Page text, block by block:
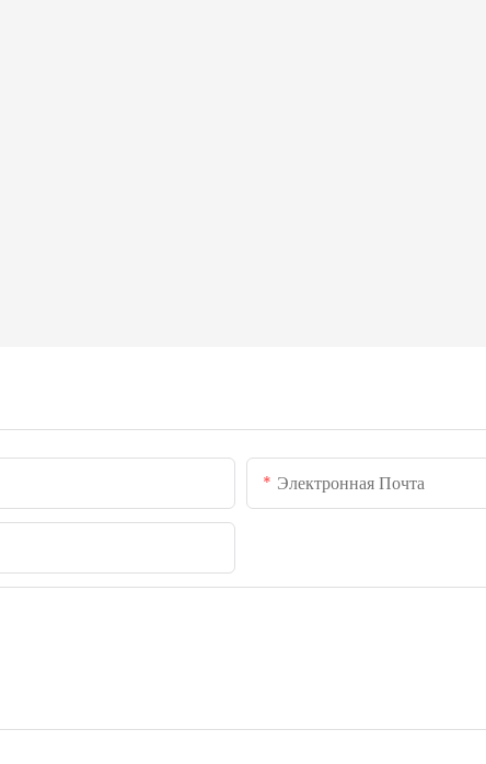
Электронная Почта